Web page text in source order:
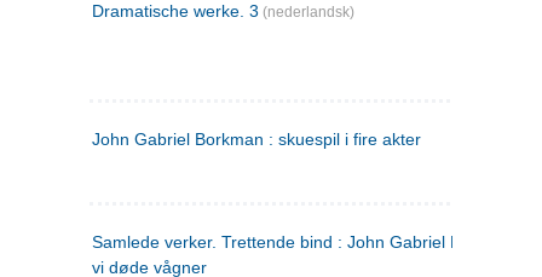
Dramatische werke. 3 (nederlandsk)
John Gabriel Borkman : skuespil i fire akter
Samlede verker. Trettende bind : John Gabriel Borkman ;
vi døde vågner